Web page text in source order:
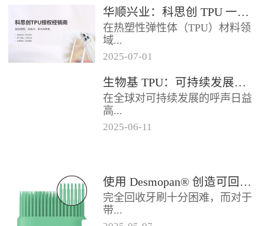
25年第二季度业绩在充满挑战的
经济环境中公布。美国进口关税
的意外上调，对部分重点客户行
业...
华顺兴业：科思创 TPU 一级代理商，优质 TPU 材料供应专家
在热塑性弹性体（TPU）材料领
域...
，华顺兴业凭借专业实力与行业
积淀，成为科思创 TPU 授权经销
商，为市场提供高品质的TP...
2025-07-01
生物基 TPU：可持续发展的材料新贵
在全球对可持续发展的呼声日益
高...
TP...
2025-06-11
使用 Desmopan® 创造可回收的热塑性聚氨酯牙刷头
完全回收牙刷十分困难，而对于
带...